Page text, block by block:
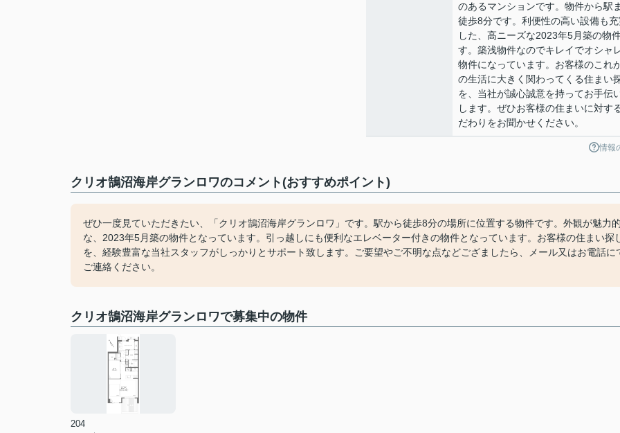
のあるマンションです。物件から駅
徒歩8分です。利便性の高い設備も
した、高ニーズな2023年5月築の物
す。築浅物件なのでキレイでオシャ
物件になっています。お客様のこれ
の生活に大きく関わってくる住まい
を、当社が誠心誠意を持ってお手伝
します。ぜひお客様の住まいに対す
だわりをお聞かせください。
情報
クリオ鵠沼海岸グランロワのコメント(おすすめポイント)
ぜひ一度見ていただきたい、「クリオ鵠沼海岸グランロワ」です。駅から徒歩8分の場所に位置する物件です。外観が魅力
な、2023年5月築の物件となっています。引っ越しにも便利なエレベーター付きの物件となっています。お客様の住まい探
を、経験豊富な当社スタッフがしっかりとサポート致します。ご要望やご不明な点などござましたら、メール又はお電話に
ご連絡ください。
クリオ鵠沼海岸グランロワで募集中の物件
204